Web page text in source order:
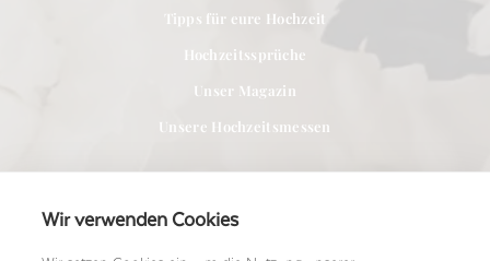
Wir verwenden Cookies
Tipps für eure Hochzeit
Hochzeitssprüche
Unser Magazin
Unsere Hochzeitsmessen